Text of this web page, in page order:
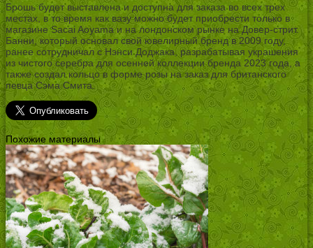
Брошь будет выставлена и доступна для заказа во всех трех
местах, в то время как вазу можно будет приобрести только в
магазине Sacai Aoyama и на лондонском рынке на Довер-стрит.
Банни, который основал свой ювелирный бренд в 2009 году,
ранее сотрудничал с Нэнси Доджака, разрабатывая украшения
из чистого серебра для осенней коллекции бренда 2023 года, а
также создал кольцо в форме розы на заказ для британского
певца Сэма Смита.
Похожие материалы